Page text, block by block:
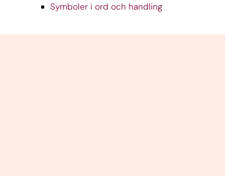
Symboler i ord och handling